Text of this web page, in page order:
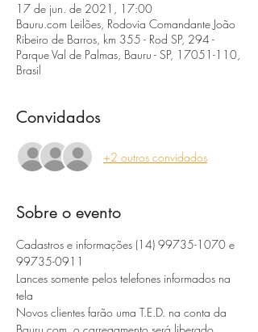
17 de jun. de 2021, 17:00
Bauru.com Leilões, Rodovia Comandante João
Ribeiro de Barros, km 355 - Rod SP, 294 -
Parque Val de Palmas, Bauru - SP, 17051-110,
Brasil
Convidados
+2 outros convidados
Sobre o evento
Cadastros e informações (14) 99735-1070 e
99735-0911
Lances somente pelos telefones informados na
tela
Novos clientes farão uma T.E.D. na conta da